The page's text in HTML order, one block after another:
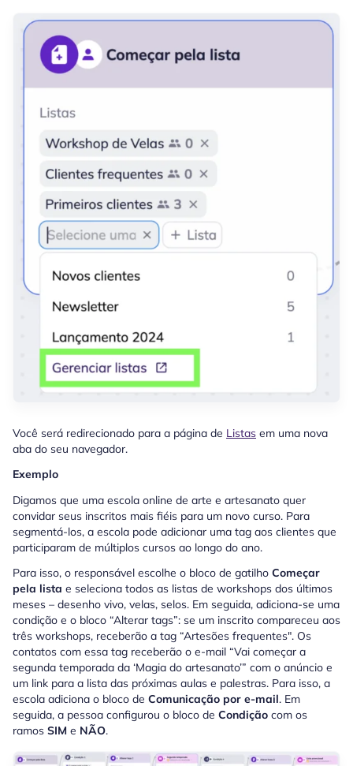
Você será redirecionado para a página de Listas em uma nova
aba do seu navegador.
Exemplo
Digamos que uma escola online de arte e artesanato quer
convidar seus inscritos mais fiéis para um novo curso. Para
segmentá-los, a escola pode adicionar uma tag aos clientes que
participaram de múltiplos cursos ao longo do ano.
Para isso, o responsável escolhe o bloco de gatilho Começar
pela lista e seleciona todos as listas de workshops dos últimos
meses – desenho vivo, velas, selos. Em seguida, adiciona-se uma
condição e o bloco “Alterar tags”: se um inscrito compareceu aos
três workshops, receberão a tag “Artesões frequentes". Os
contatos com essa tag receberão o e-mail “Vai começar a
segunda temporada da ‘Magia do artesanato’” com o anúncio e
um link para a lista das próximas aulas e palestras. Para isso, a
escola adiciona o bloco de Comunicação por e-mail. Em
seguida, a pessoa configurou o bloco de Condição com os
ramos SIM e NÃO.